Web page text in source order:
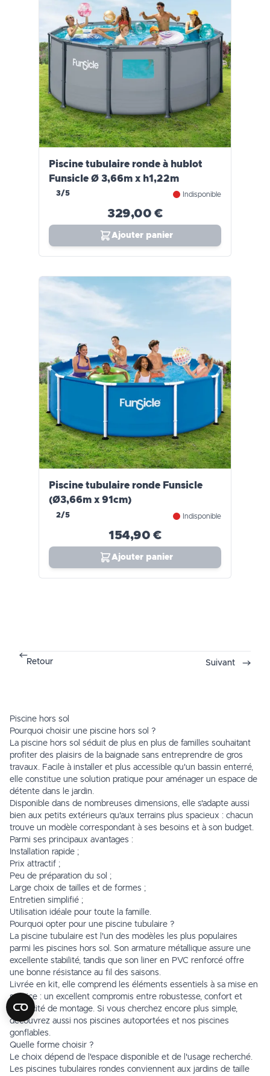
Piscine tubulaire ronde à hublot
Funsicle Ø 3,66m x h1,22m
3/5 Indisponible
329,00 €
Ajouter panier
Piscine tubulaire ronde Funsicle
(Ø3,66m x 91cm)
2/5 Indisponible
154,90 €
Ajouter panier
Retour Suivant
Piscine hors sol
Pourquoi choisir une piscine hors sol ?
La piscine hors sol séduit de plus en plus de familles souhaitant
profiter des plaisirs de la baignade sans entreprendre de gros
travaux. Facile à installer et plus accessible qu'un bassin enterré,
elle constitue une solution pratique pour aménager un espace de
détente dans le jardin.
Disponible dans de nombreuses dimensions, elle s'adapte aussi
bien aux petits extérieurs qu'aux terrains plus spacieux : chacun
trouve un modèle correspondant à ses besoins et à son budget.
Parmi ses principaux avantages :
Installation rapide ;
Prix attractif ;
Peu de préparation du sol ;
Large choix de tailles et de formes ;
Entretien simplifié ;
Utilisation idéale pour toute la famille.
Pourquoi opter pour une piscine tubulaire ?
La piscine tubulaire est l'un des modèles les plus populaires
parmi les piscines hors sol. Son armature métallique assure une
excellente stabilité, tandis que son liner en PVC renforcé offre
une bonne résistance au fil des saisons.
Livrée en kit, elle comprend les éléments essentiels à sa mise en
service : un excellent compromis entre robustesse, confort et
simplicité de montage. Si vous cherchez encore plus simple,
découvrez aussi nos piscines autoportées et nos piscines
gonflables.
Quelle forme choisir ?
Le choix dépend de l'espace disponible et de l'usage recherché.
Les piscines tubulaires rondes conviennent aux jardins de taille